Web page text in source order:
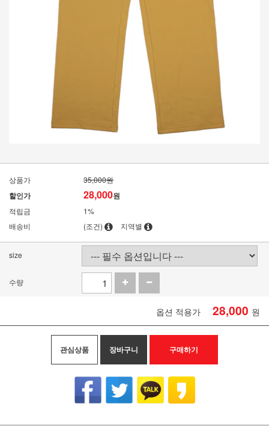
상품가 35,000원
할인가 28,000원
적립금
1%
배송비
(조건) 지역별
size
수량
옵션 적용가 28,000 원
관심상품 장바구니 구매하기